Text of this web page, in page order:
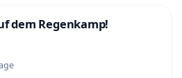
dem Regenkamp!